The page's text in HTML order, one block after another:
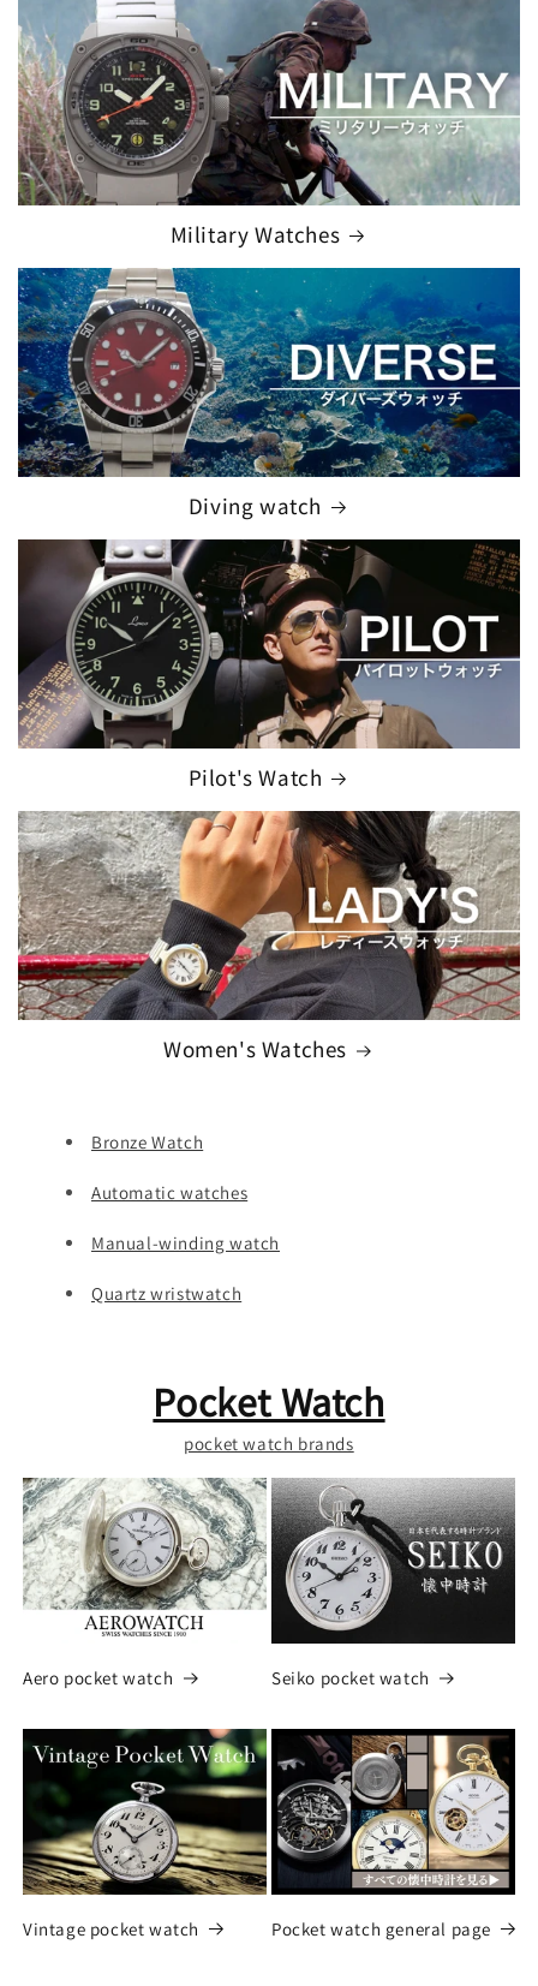
Military Watches
Diving watch
Pilot's Watch
Women's Watches
Bronze Watch
Automatic watches
Manual-winding watch
Quartz wristwatch
Pocket Watch
pocket watch brands
Aero pocket watch Seiko pocket watch
Vintage pocket watch Pocket watch general page